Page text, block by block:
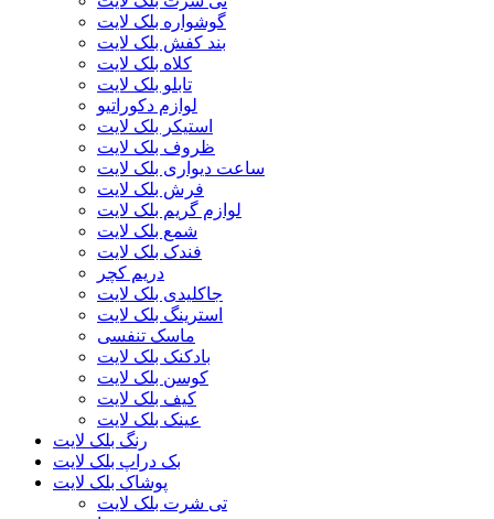
گوشواره بلک لایت
بند کفش بلک لایت
کلاه بلک لایت
تابلو بلک لایت
لوازم دکوراتیو
استیکر بلک لایت
ظروف بلک لایت
ساعت دیواری بلک لایت
فرش بلک لایت
لوازم گریم بلک لایت
شمع بلک لایت
فندک بلک لایت
دریم کچر
جاکلیدی بلک لایت
استرینگ بلک لایت
ماسک تنفسی
بادکنک بلک لایت
کوسن بلک لایت
کیف بلک لایت
عینک بلک لایت
رنگ بلک لایت
بک دراپ بلک لایت
پوشاک بلک لایت
تی شرت بلک لایت